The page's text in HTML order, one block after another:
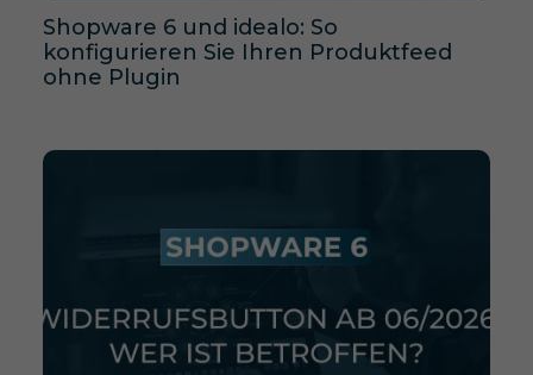
Shopware 6 und idealo: So
konfigurieren Sie Ihren Produktfeed
ohne Plugin